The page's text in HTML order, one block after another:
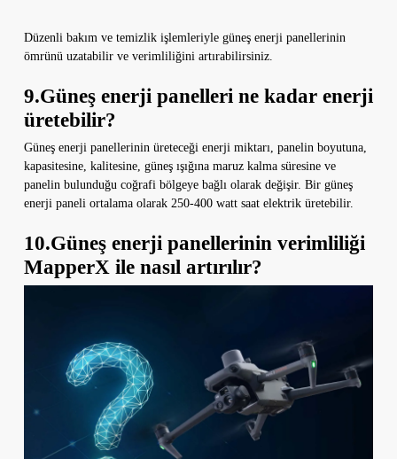
Düzenli bakım ve temizlik işlemleriyle güneş enerji panellerinin
ömrünü uzatabilir ve verimliliğini artırabilirsiniz.
9.Güneş enerji panelleri ne kadar enerji
üretebilir?
Güneş enerji panellerinin üreteceği enerji miktarı, panelin boyutuna,
kapasitesine, kalitesine, güneş ışığına maruz kalma süresine ve
panelin bulunduğu coğrafi bölgeye bağlı olarak değişir. Bir güneş
enerji paneli ortalama olarak 250-400 watt saat elektrik üretebilir.
10.Güneş enerji panellerinin verimliliği
MapperX ile nasıl artırılır?